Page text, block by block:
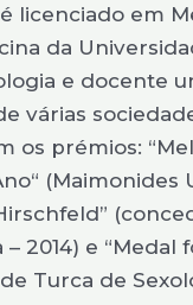
é licenciado em
da
e docente
várias
os prémios:
(Maimonides
2014) e “Medal
Turca de